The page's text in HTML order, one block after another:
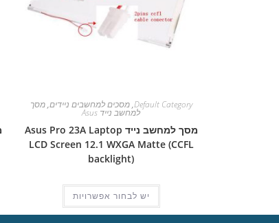
Default Category
,מסכים למחשבים ניידים,מסך
למחשב נייד Asus
מסך למחשב נייד Asus Pro 23A Laptop
LCD Screen 12.1 WXGA Matte (CCFL
backlight)
יש לבחור אפשרויות